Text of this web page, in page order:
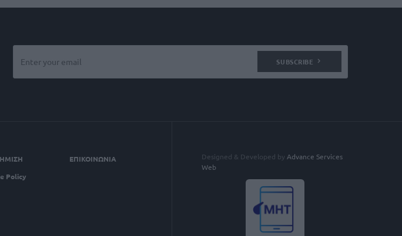
SUBSCRIBE
ΕΠΙΚΟΙΝΩΝΙΑ
Policy
Designed & Developed by Advance Services
Web